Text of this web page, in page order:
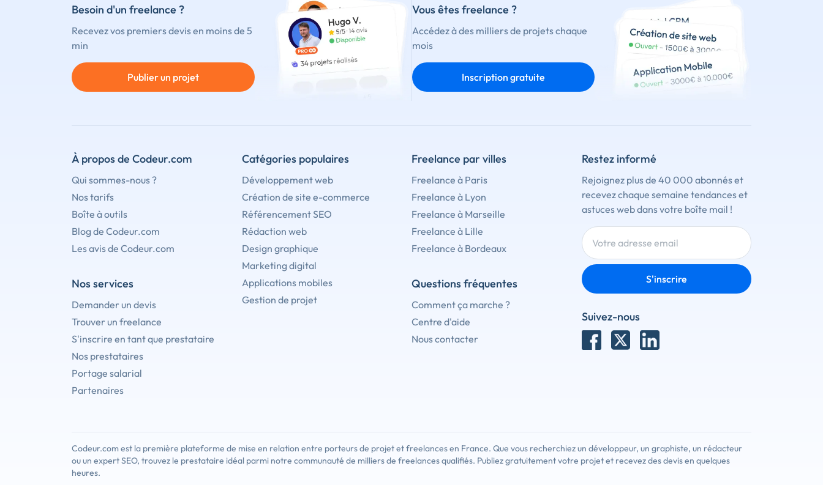
Besoin d'un freelance ?
Recevez vos premiers devis en moins de 5
min
Publier un projet
Vous êtes freelance ?
Accédez à des milliers de projets chaque
mois
Inscription gratuite
À propos de Codeur.com
Qui sommes-nous ?
Nos tarifs
Boîte à outils
Blog de Codeur.com
Les avis de Codeur.com
Nos services
Demander un devis
Trouver un freelance
S'inscrire en tant que prestataire
Nos prestataires
Portage salarial
Partenaires
Catégories populaires
Développement web
Création de site e-commerce
Référencement SEO
Rédaction web
Design graphique
Marketing digital
Applications mobiles
Gestion de projet
Freelance par villes
Freelance à Paris
Freelance à Lyon
Freelance à Marseille
Freelance à Lille
Freelance à Bordeaux
Questions fréquentes
Comment ça marche ?
Centre d'aide
Nous contacter
Restez informé
Rejoignez plus de 40 000 abonnés et
recevez chaque semaine tendances et
astuces web dans votre boîte mail !
S'inscrire
Suivez-nous
Codeur.com est la première plateforme de mise en relation entre porteurs de projet et freelances en France. Que vous recherchiez un développeur, un graphiste, un rédacteur
ou un expert SEO, trouvez le prestataire idéal parmi notre communauté de milliers de freelances qualifiés. Publiez gratuitement votre projet et recevez des devis en quelques
heures.